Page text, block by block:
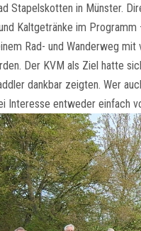
Stapelskotten in Münster.
Kaltgetränke im
Rad- und Wanderweg
Der KVM als Ziel hatte
dankbar zeigten. Wer
Interesse entweder einfach